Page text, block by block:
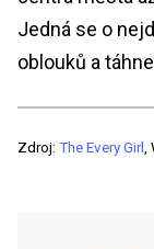
Jedná se o
oblouků a
Zdroj: The Every Girl,